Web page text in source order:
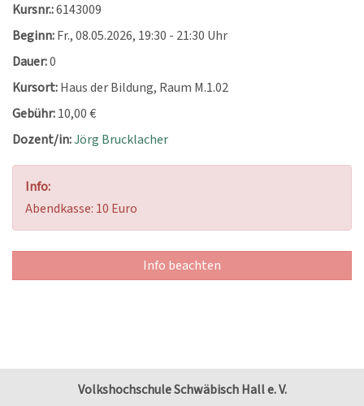
Kursnr.:6143009
Beginn:Fr., 08.05.2026, 19:30 - 21:30 Uhr
Dauer:0
Kursort:Haus der Bildung, Raum M.1.02
Gebühr:10,00 €
Dozent/in:Jörg Brucklacher
Info:
Abendkasse: 10 Euro
Info beachten
Volkshochschule Schwäbisch Hall e. V.